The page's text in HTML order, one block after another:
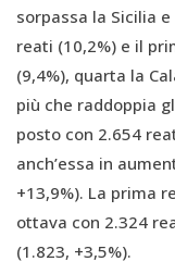
sorpassa la Sicilia
reati (10,2%) e il
(9,4%), quarta la
più che raddoppia
posto con 2.654
anch’essa in
+13,9%). La prima
ottava con 2.324
(1.823, +3,5%).